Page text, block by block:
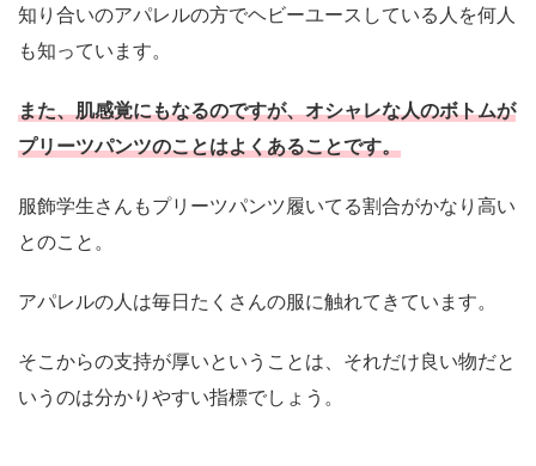
知り合いのアパレルの方でヘビーユースしている人を何人
も知っています。
また、肌感覚にもなるのですが、オシャレな人のボトムが
プリーツパンツのことはよくあることです。
服飾学生さんもプリーツパンツ履いてる割合がかなり高い
とのこと。
アパレルの人は毎日たくさんの服に触れてきています。
そこからの支持が厚いということは、それだけ良い物だと
いうのは分かりやすい指標でしょう。